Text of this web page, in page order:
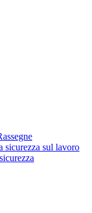
sicurezza sul lavoro